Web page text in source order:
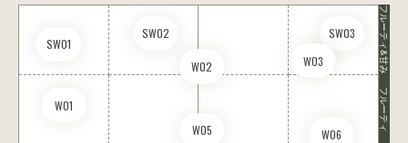
SW01
SW02 SW03
W01
W02 W03
W05 W06
フルーティ&甘み
フルーティ